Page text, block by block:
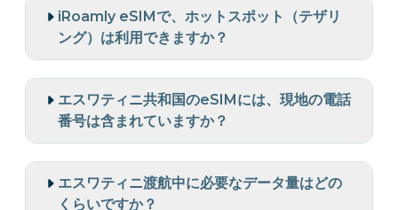
iRoamly eSIMで、ホットスポット（テザリ
ング）は利用できますか？
エスワティニ共和国のeSIMには、現地の電話
番号は含まれていますか？
エスワティニ渡航中に必要なデータ量はどの
くらいですか？